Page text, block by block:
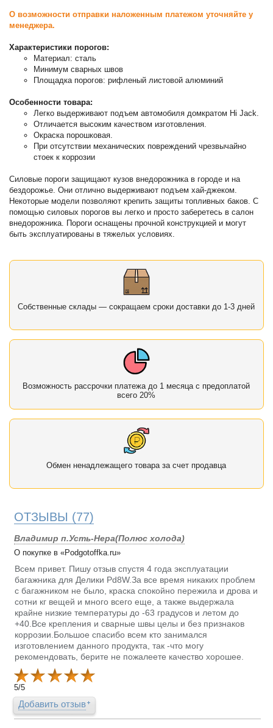
О возможности отправки наложенным платежом уточняйте у
менеджера.
Характеристики порогов:
Материал: сталь
Минимум сварных швов
Площадка порогов: рифленый листовой алюминий
Особенности товара:
Легко выдерживают подъем автомобиля домкратом Hi Jack.
Отличается высоким качеством изготовления.
Окраска порошковая.
При отсутствии механических повреждений чрезвычайно
стоек к коррозии
Силовые пороги защищают кузов внедорожника в городе и на
бездорожье. Они отлично выдерживают подъем хай-джеком.
Некоторые модели позволяют крепить защиты топливных баков. С
помощью силовых порогов вы легко и просто заберетесь в салон
внедорожника. Пороги оснащены прочной конструкцией и могут
быть эксплуатированы в тяжелых условиях.
Собственные склады — сокращаем сроки доставки до 1-3 дней
Возможность рассрочки платежа до 1 месяца с предоплатой
всего 20%
Обмен ненадлежащего товара за счет продавца
ОТЗЫВЫ (77)
Владимир п.Усть-Нера(Полюс холода)
О покупке в «Podgotoffka.ru»
Всем привет. Пишу отзыв спустя 4 года эксплуатации
багажника для Делики Pd8W.За все время никаких проблем
с багажником не было, краска спокойно пережила и дрова и
сотни кг вещей и много всего еще, а также выдержала
крайне низкие температуры до -63 градусов и летом до
+40.Все крепления и сварные швы целы и без признаков
коррозии.Большое спасибо всем кто занимался
изготовлением данного продукта, так -что могу
рекомендовать, берите не пожалеете качество хорошее.
5/5
Добавить отзыв